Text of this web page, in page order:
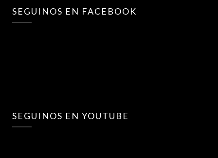
SEGUINOS EN FACEBOOK
SEGUINOS EN YOUTUBE